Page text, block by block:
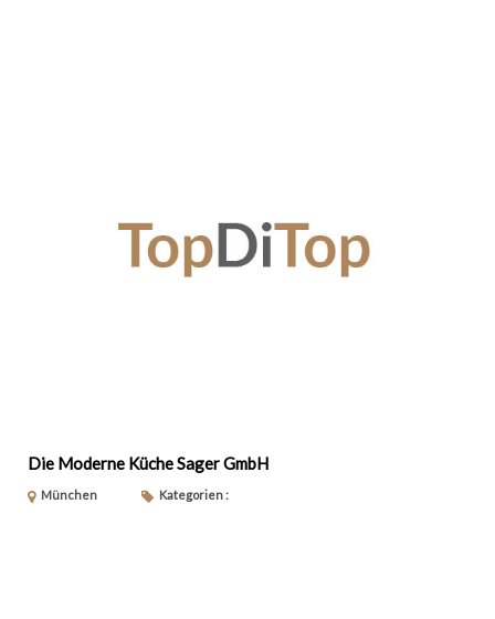
Die Moderne Küche Sager GmbH
München Kategorien :